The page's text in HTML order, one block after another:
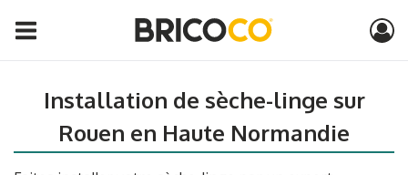
Installation de sèche-linge sur
Rouen en Haute Normandie